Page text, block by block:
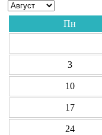
Пн
3
10
17
24